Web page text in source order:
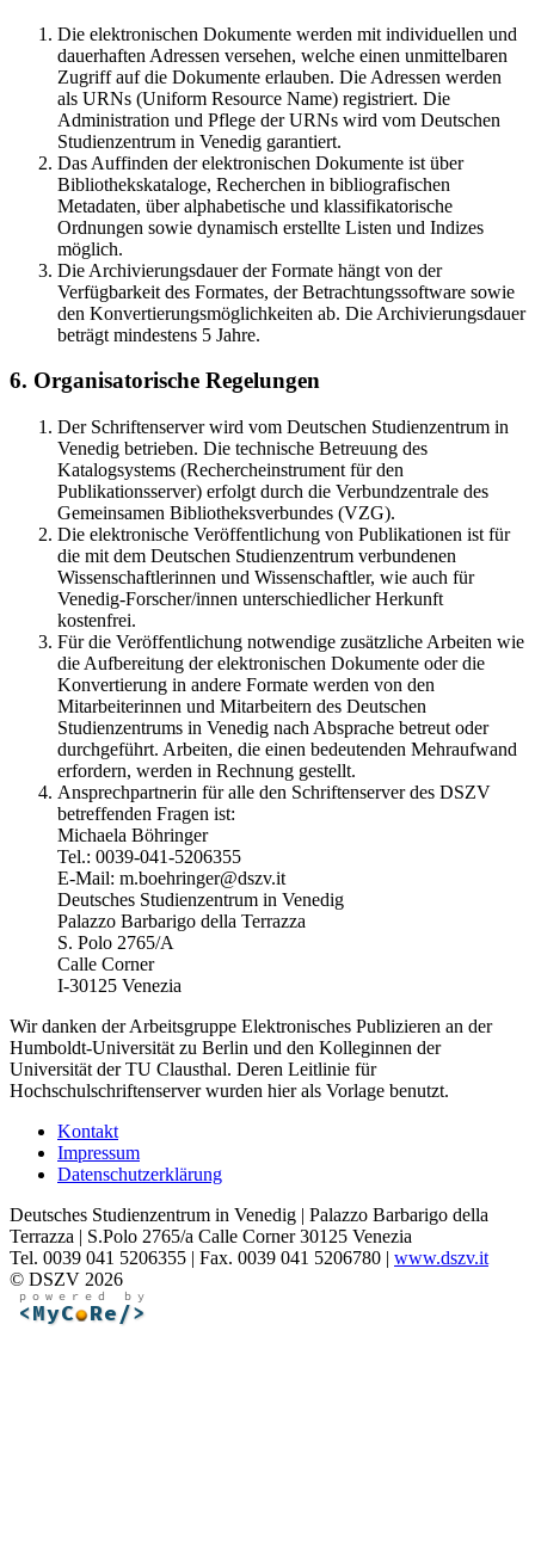
Die elektronischen Dokumente werden mit individuellen und
dauerhaften Adressen versehen, welche einen unmittelbaren
Zugriff auf die Dokumente erlauben. Die Adressen werden
als URNs (Uniform Resource Name) registriert. Die
Administration und Pflege der URNs wird vom Deutschen
Studienzentrum in Venedig garantiert.
Das Auffinden der elektronischen Dokumente ist über
Bibliothekskataloge, Recherchen in bibliografischen
Metadaten, über alphabetische und klassifikatorische
Ordnungen sowie dynamisch erstellte Listen und Indizes
möglich.
Die Archivierungsdauer der Formate hängt von der
Verfügbarkeit des Formates, der Betrachtungssoftware sowie
den Konvertierungsmöglichkeiten ab. Die Archivierungsdauer
beträgt mindestens 5 Jahre.
6. Organisatorische Regelungen
Der Schriftenserver wird vom Deutschen Studienzentrum in
Venedig betrieben. Die technische Betreuung des
Katalogsystems (Rechercheinstrument für den
Publikationsserver) erfolgt durch die Verbundzentrale des
Gemeinsamen Bibliotheksverbundes (VZG).
Die elektronische Veröffentlichung von Publikationen ist für
die mit dem Deutschen Studienzentrum verbundenen
Wissenschaftlerinnen und Wissenschaftler, wie auch für
Venedig-Forscher/innen unterschiedlicher Herkunft
kostenfrei.
Für die Veröffentlichung notwendige zusätzliche Arbeiten wie
die Aufbereitung der elektronischen Dokumente oder die
Konvertierung in andere Formate werden von den
Mitarbeiterinnen und Mitarbeitern des Deutschen
Studienzentrums in Venedig nach Absprache betreut oder
durchgeführt. Arbeiten, die einen bedeutenden Mehraufwand
erfordern, werden in Rechnung gestellt.
Ansprechpartnerin für alle den Schriftenserver des DSZV
betreffenden Fragen ist:
Michaela Böhringer
Tel.: 0039-041-5206355
E-Mail: m.boehringer@dszv.it
Deutsches Studienzentrum in Venedig
Palazzo Barbarigo della Terrazza
S. Polo 2765/A
Calle Corner
I-30125 Venezia
Wir danken der Arbeitsgruppe Elektronisches Publizieren an der
Humboldt-Universität zu Berlin und den Kolleginnen der
Universität der TU Clausthal. Deren Leitlinie für
Hochschulschriftenserver wurden hier als Vorlage benutzt.
Kontakt
Impressum
Datenschutzerklärung
Deutsches Studienzentrum in Venedig | Palazzo Barbarigo della
Terrazza | S.Polo 2765/a Calle Corner 30125 Venezia
Tel. 0039 041 5206355 | Fax. 0039 041 5206780 | www.dszv.it
© DSZV 2026